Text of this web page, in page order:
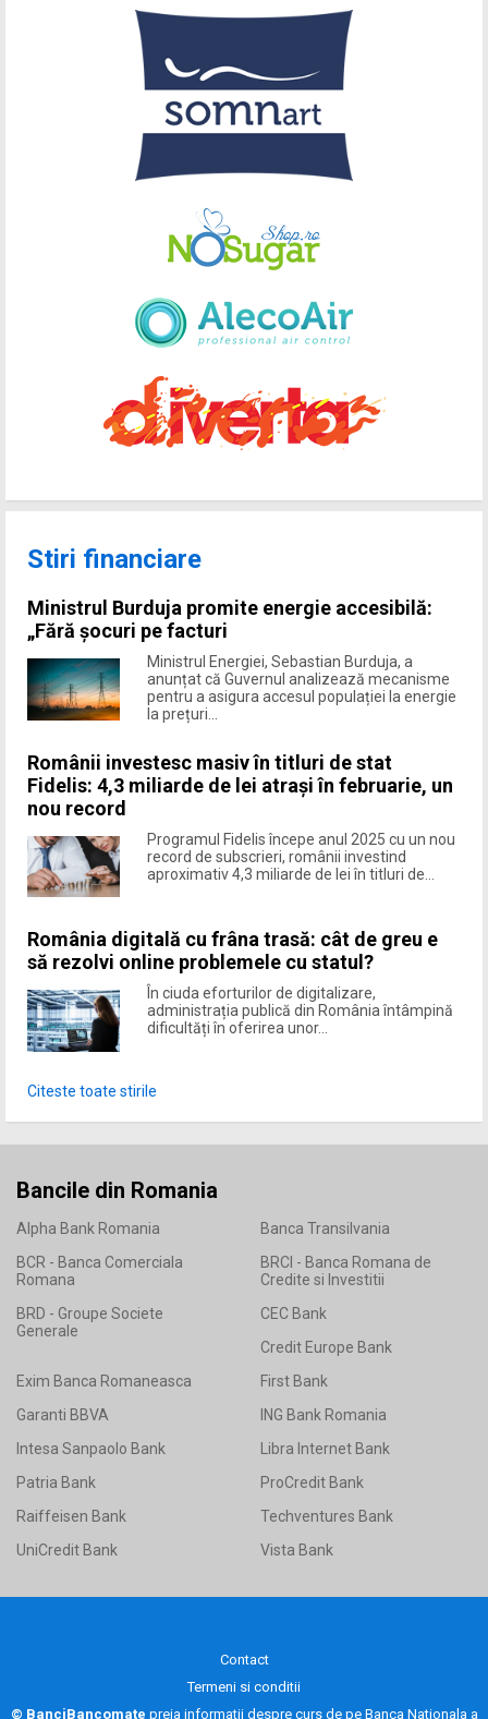
Stiri financiare
Ministrul Burduja promite energie accesibilă:
„Fără șocuri pe facturi
Ministrul Energiei, Sebastian Burduja, a
anunțat că Guvernul analizează mecanisme
pentru a asigura accesul populației la energie
la prețuri...
Românii investesc masiv în titluri de stat
Fidelis: 4,3 miliarde de lei atrași în februarie, un
nou record
Programul Fidelis începe anul 2025 cu un nou
record de subscrieri, românii investind
aproximativ 4,3 miliarde de lei în titluri de...
România digitală cu frâna trasă: cât de greu e
să rezolvi online problemele cu statul?
În ciuda eforturilor de digitalizare,
administrația publică din România întâmpină
dificultăți în oferirea unor...
Citeste toate stirile
Bancile din Romania
Alpha Bank Romania
Banca Transilvania
BCR - Banca Comerciala
Romana
BRCI - Banca Romana de
Credite si Investitii
BRD - Groupe Societe
Generale
CEC Bank
Credit Europe Bank
Exim Banca Romaneasca
First Bank
Garanti BBVA
ING Bank Romania
Intesa Sanpaolo Bank
Libra Internet Bank
Patria Bank
ProCredit Bank
Raiffeisen Bank
Techventures Bank
UniCredit Bank
Vista Bank
Contact
Termeni si conditii
© BanciBancomate preia informatii despre curs de pe Banca Nationala a